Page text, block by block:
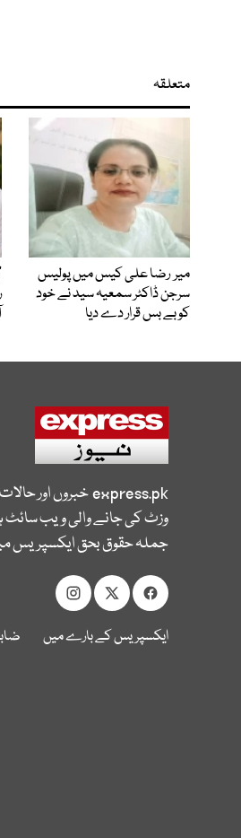
متعلقہ
میر رضا علی کیس میں پولیس
سرجن ڈاکٹر سمعیہ سید نے خود
کو بے بس قرار دے دیا
express.pkخبروں اور
وزٹ کی جانے والی ویب سائٹ
جملہ حقوق بحق ایکسپریس
ایکسپریس کے بارے میں